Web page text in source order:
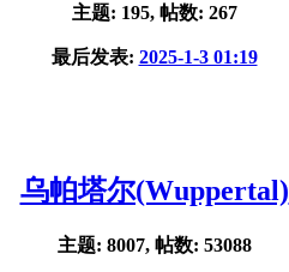
主题: 195, 帖数: 267
最后发表: 2025-1-3 01:19
乌帕塔尔(Wuppertal)
主题: 8007, 帖数: 53088